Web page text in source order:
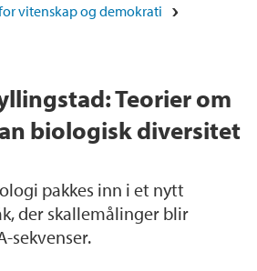
vitenskap og demokrati
Teorier om
biologisk diversitet
pakkes inn i et nytt
der skallemålinger blir
sekvenser.